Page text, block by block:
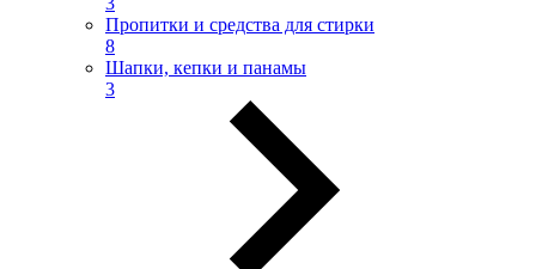
Пропитки и средства для стирки
8
Шапки, кепки и панамы
3